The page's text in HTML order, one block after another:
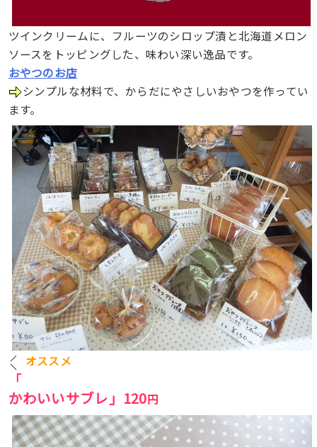
ツインクリームに、フルーツのシロップ漬と北海道メロン
ソースをトッピングした、味わい深い逸品です。
おやつのお店
シンプルな材料で、からだにやさしいおやつを作ってい
ます。
オススメ
「
かわいいサブレ」120円